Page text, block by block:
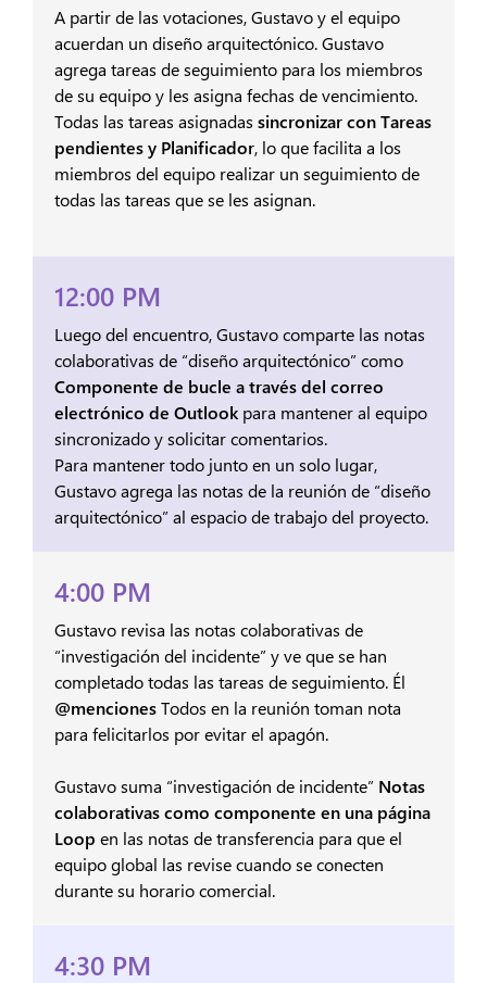
A partir de las votaciones, Gustavo y el equipo
acuerdan un diseño arquitectónico. Gustavo
agrega tareas de seguimiento para los miembros
de su equipo y les asigna fechas de vencimiento.
Todas las tareas asignadas sincronizar con Tareas
pendientes y Planificador, lo que facilita a los
miembros del equipo realizar un seguimiento de
todas las tareas que se les asignan.
12:00 PM
Luego del encuentro, Gustavo comparte las notas
colaborativas de “diseño arquitectónico” como
Componente de bucle a través del correo
electrónico de Outlook para mantener al equipo
sincronizado y solicitar comentarios.
Para mantener todo junto en un solo lugar,
Gustavo agrega las notas de la reunión de “diseño
arquitectónico” al espacio de trabajo del proyecto.
4:00 PM
Gustavo revisa las notas colaborativas de
“investigación del incidente” y ve que se han
completado todas las tareas de seguimiento. Él
@mencionesTodos en la reunión toman nota
para felicitarlos por evitar el apagón.
Gustavo suma “investigación de incidente” Notas
colaborativas como componente en una página
Loop en las notas de transferencia para que el
equipo global las revise cuando se conecten
durante su horario comercial.
4:30 PM